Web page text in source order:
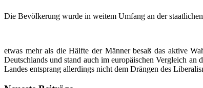
Die Bevölkerung wurde in weitem Umfang an der
etwas mehr als die Hälfte der Männer besaß das aktive
Deutschlands und stand auch im europäischen Vergleich
Landes entsprang allerdings nicht dem Drängen des